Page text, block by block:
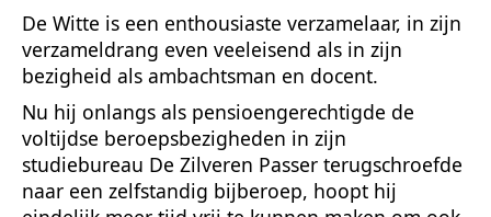
De Witte is een enthousiaste verzamelaar, in zijn
verzameldrang even veeleisend als in zijn
bezigheid als ambachtsman en docent.
Nu hij onlangs als pensioengerechtigde de
voltijdse beroepsbezigheden in zijn
studiebureau De Zilveren Passer terugschroefde
naar een zelfstandig bijberoep, hoopt hij